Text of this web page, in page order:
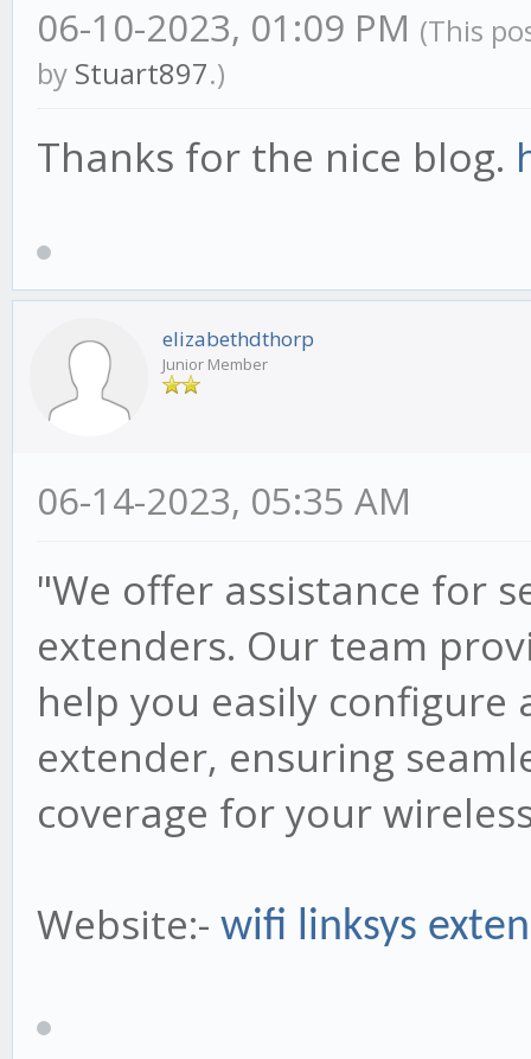
06-10-2023, 01:09 PM (This
by Stuart897.)
Thanks for the nice blog.
elizabethdthorp
Junior Member
06-14-2023, 05:35 AM
"We offer assistance for
extenders. Our team
help you easily configure
extender, ensuring
coverage for your
Website:- wifi linksys